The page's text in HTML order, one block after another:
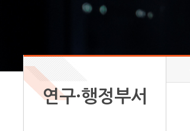
연구·행정부서